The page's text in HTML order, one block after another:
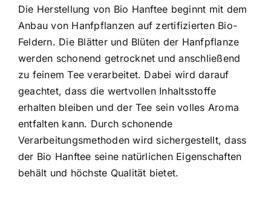
Die Herstellung von Bio Hanftee beginnt mit dem
Anbau von Hanfpflanzen auf zertifizierten Bio-
Feldern. Die Blätter und Blüten der Hanfpflanze
werden schonend getrocknet und anschließend
zu feinem Tee verarbeitet. Dabei wird darauf
geachtet, dass die wertvollen Inhaltsstoffe
erhalten bleiben und der Tee sein volles Aroma
entfalten kann. Durch schonende
Verarbeitungsmethoden wird sichergestellt, dass
der Bio Hanftee seine natürlichen Eigenschaften
behält und höchste Qualität bietet.